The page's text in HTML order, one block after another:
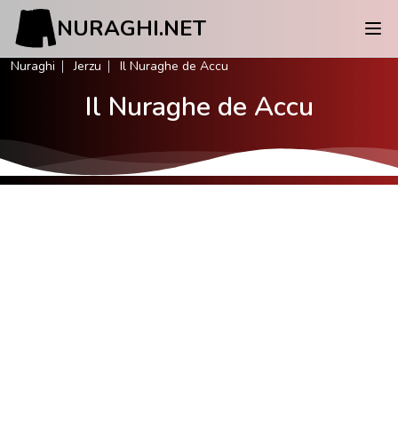
NURAGHI.NET
Nuraghi Jerzu Il Nuraghe de Accu
Il Nuraghe de Accu